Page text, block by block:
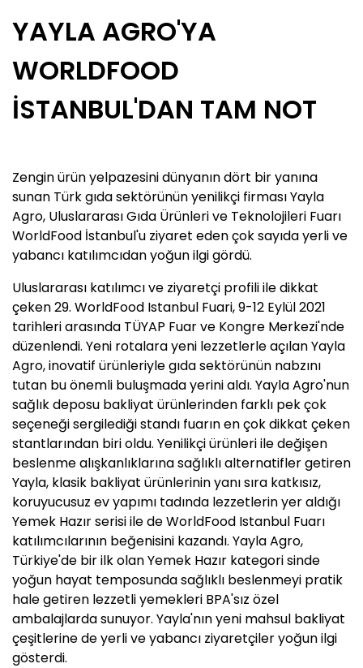
YAYLA AGRO'YA
WORLDFOOD
İSTANBUL'DAN TAM NOT
Zengin ürün yelpazesini dünyanın dört bir yanına
sunan Türk gıda sektörünün yenilikçi firması Yayla
Agro, Uluslararası Gıda Ürünleri ve Teknolojileri Fuarı
WorldFood İstanbul'u ziyaret eden çok sayıda yerli ve
yabancı katılımcıdan yoğun ilgi gördü.
Uluslararası katılımcı ve ziyaretçi profili ile dikkat
çeken 29. WorldFood Istanbul Fuari, 9-12 Eylül 2021
tarihleri arasında TÜYAP Fuar ve Kongre Merkezi'nde
düzenlendi. Yeni rotalara yeni lezzetlerle açılan Yayla
Agro, inovatif ürünleriyle gıda sektörünün nabzını
tutan bu önemli buluşmada yerini aldı. Yayla Agro'nun
sağlık deposu bakliyat ürünlerinden farklı pek çok
seçeneği sergilediği standı fuarın en çok dikkat çeken
stantlarından biri oldu. Yenilikçi ürünleri ile değişen
beslenme alışkanlıklarına sağlıklı alternatifler getiren
Yayla, klasik bakliyat ürünlerinin yanı sıra katkısız,
koruyucusuz ev yapımı tadında lezzetlerin yer aldığı
Yemek Hazır serisi ile de WorldFood Istanbul Fuarı
katılımcılarının beğenisini kazandı. Yayla Agro,
Türkiye'de bir ilk olan Yemek Hazır kategori sinde
yoğun hayat temposunda sağlıklı beslenmeyi pratik
hale getiren lezzetli yemekleri BPA'sız özel
ambalajlarda sunuyor. Yayla'nın yeni mahsul bakliyat
çeşitlerine de yerli ve yabancı ziyaretçiler yoğun ilgi
gösterdi.